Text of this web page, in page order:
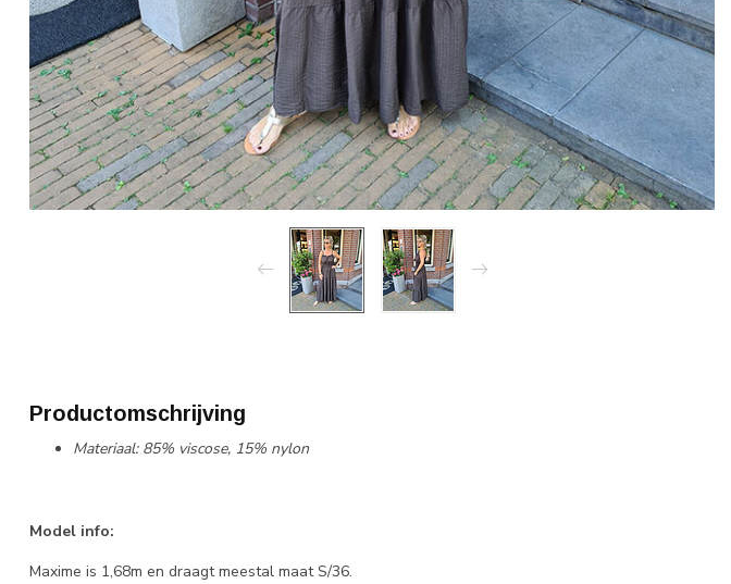
Productomschrijving
Materiaal: 85% viscose, 15% nylon
Model info:
Maxime is 1,68m en draagt meestal maat S/36.